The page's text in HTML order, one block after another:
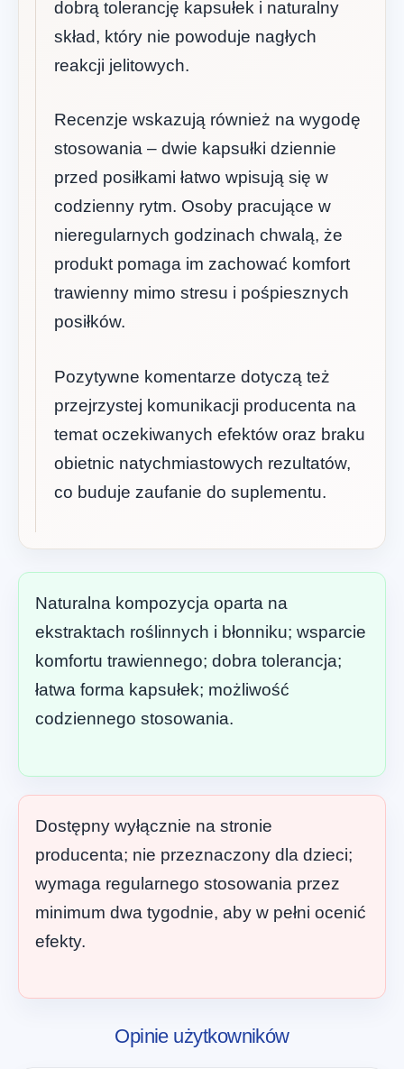
dobrą tolerancję kapsułek i naturalny
skład, który nie powoduje nagłych
reakcji jelitowych.
Recenzje wskazują również na wygodę
stosowania – dwie kapsułki dziennie
przed posiłkami łatwo wpisują się w
codzienny rytm. Osoby pracujące w
nieregularnych godzinach chwalą, że
produkt pomaga im zachować komfort
trawienny mimo stresu i pośpiesznych
posiłków.
Pozytywne komentarze dotyczą też
przejrzystej komunikacji producenta na
temat oczekiwanych efektów oraz braku
obietnic natychmiastowych rezultatów,
co buduje zaufanie do suplementu.
Naturalna kompozycja oparta na
ekstraktach roślinnych i błonniku; wsparcie
komfortu trawiennego; dobra tolerancja;
łatwa forma kapsułek; możliwość
codziennego stosowania.
Dostępny wyłącznie na stronie
producenta; nie przeznaczony dla dzieci;
wymaga regularnego stosowania przez
minimum dwa tygodnie, aby w pełni ocenić
efekty.
Opinie użytkowników